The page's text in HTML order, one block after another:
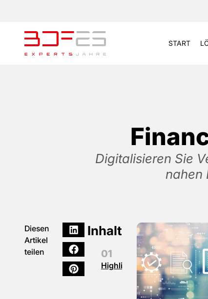
START
Digitalisieren Sie
nahen
Diesen
Artikel
teilen
Inhalt
Highlights